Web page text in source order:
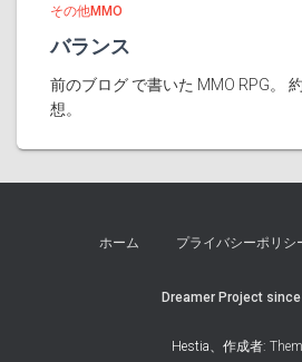
その他MMO
バランス
前のブログ で書いた MMO RPG。
想。
ホーム プライバシーポリシ
Dreamer Project
Hestia、作成者: